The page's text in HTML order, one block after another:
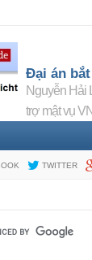
Đại án
Nguyễn Hải
trợ mật vụ
TWITTER